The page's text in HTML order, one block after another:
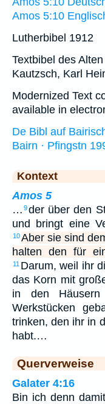
Amos 5:10
Lutherbibel 1912
Textbibel des
Kautzsch, Karl
Modernized Text
available in
De Bibl auf
Bairn · Pfingstn
Kontext
Amos 5
… 9der über den
und bringt eine
10Aber sie sind
halten den für
11 Darum, weil ihr
das Korn mit
in den
Werkstücken
trinken, den ihr in
habt.…
Querverweise
Galater 4:16
Bin ich denn